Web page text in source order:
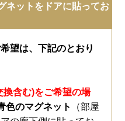
ネットをドアに貼ってお
望は、下記のとおり
換含む)をご希望の場
色のマグネット
（部屋